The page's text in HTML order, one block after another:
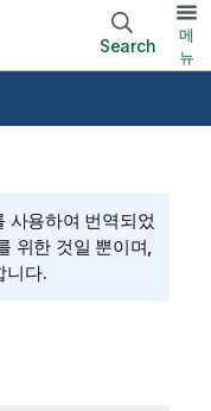
Search
메
뉴
사용하여 번역되었
위한 것일 뿐이며,
니다.